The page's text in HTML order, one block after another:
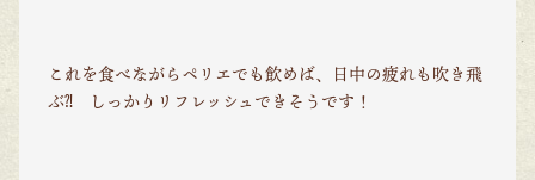
これを食べながらペリエでも飲めば、日中の疲れも吹き飛
ぶ⁈ しっかりリフレッシュできそうです！